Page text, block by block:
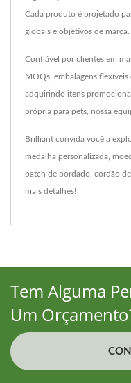
Cada produto é projetado
globais e objetivos de marca.
Confiável por clientes em
MOQs, embalagens
adquirindo itens
própria para pets, nossa
Brilliant convida você a
medalha personalizada
patch de bordado cordão
mais detalhes!
Tem Alguma
Um